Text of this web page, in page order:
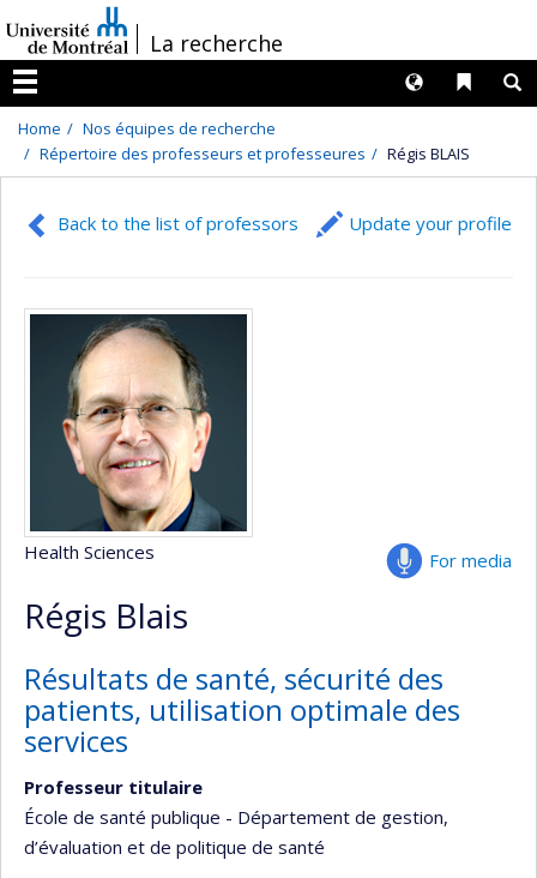
au
contenu
/La recherche
Menu
Liens
Langues
Home
Nos équipes de recherche
Répertoire des professeurs et professeures
Régis BLAIS
Back to the list of professors Update your profile
For media
Health Sciences
Régis Blais
Résultats de santé, sécurité des
patients, utilisation optimale des
services
Professeur titulaire
École de santé publique - Département de gestion,
d’évaluation et de politique de santé